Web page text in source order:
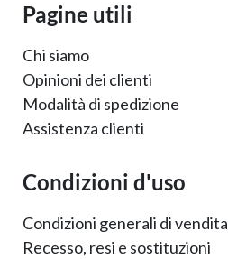
Pagine utili
Chi siamo
Opinioni dei clienti
Modalità di spedizione
Assistenza clienti
Condizioni d'uso
Condizioni generali di vendita
Recesso, resi e sostituzioni